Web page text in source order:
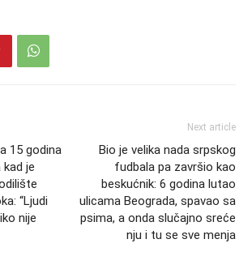
15 godina
kad je
“Ljudi
nije
Next article
Bio je velika nada srpskog
fudbala pa završio kao
beskućnik: 6 godina lutao
ulicama Beograda, spavao sa
psima, a onda slučajno sreće
nju i tu se sve menja